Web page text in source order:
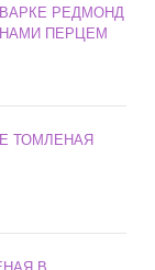
РЕДМОНД
ПЕРЦЕМ
ТОМЛЕНАЯ